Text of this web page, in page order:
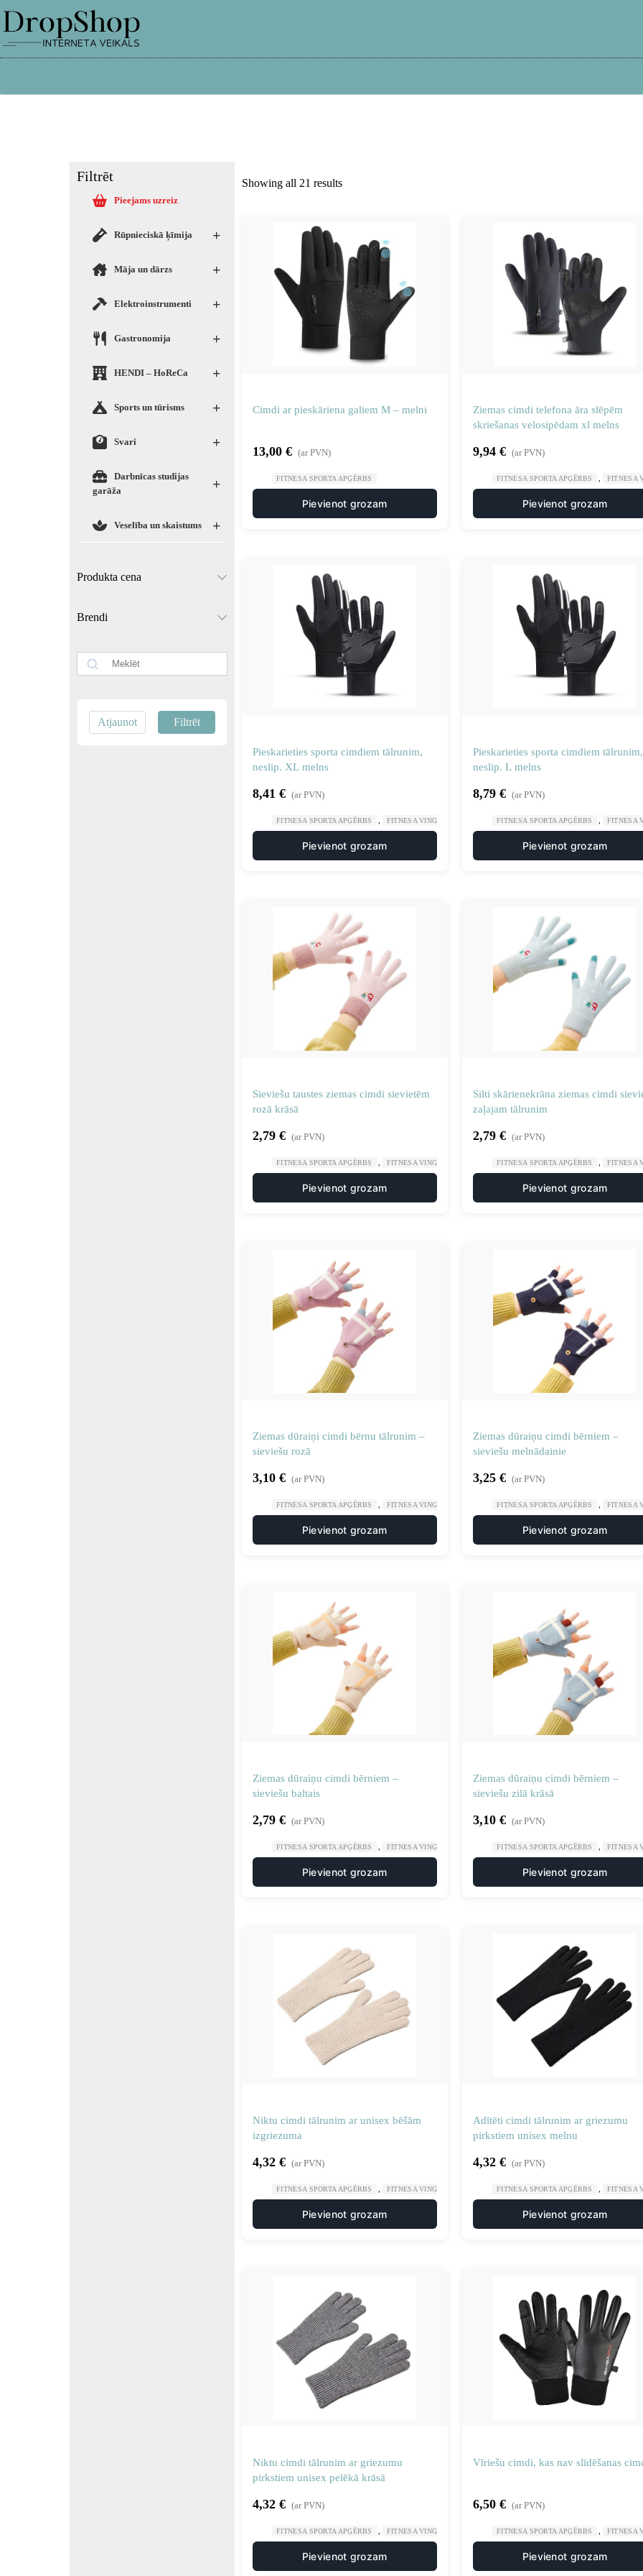
Filtrēt
Pieejams uzreiz
+
Rūpnieciskā ķīmija
+
Māja un dārzs
+
Elektroinstrumenti
+
Gastronomija
+
HENDI – HoReCa
+
Sports un tūrisms
+
Svari
+
Darbnīcas studijas
garāža
+
Veselība un skaistums
Produkta cena
Brendi
Filtrēt
Atjaunot
Showing all 21 results
Cimdi ar pieskāriena galiem M – melni
13,00 € (ar PVN)
FITNESA SPORTA APĢĒRBS
Pievienot grozam
Ziemas cimdi telefona āra slēpēm
skriešanas velosipēdam xl melns
9,94 € (ar PVN)
FITNESA SPORTA APĢĒRBS FITNESA
Pievienot grozam
Pieskarieties sporta cimdiem tālrunim,
neslip. XL melns
8,41 € (ar PVN)
FITNESA SPORTA APĢĒRBS FITNESA VINGROŠANA SPORTS UN TŪRISMS
Pievienot grozam
Pieskarieties sporta cimdiem tālrunim,
neslip. L melns
8,79 € (ar PVN)
FITNESA SPORTA APĢĒRBS FITNESA
Pievienot grozam
Sieviešu taustes ziemas cimdi sievietēm
rozā krāsā
2,79 € (ar PVN)
FITNESA SPORTA APĢĒRBS FITNESA VINGROŠANA SPORTS UN TŪRISMS
Pievienot grozam
Silti skārienekrāna ziemas cimdi
zaļajam tālrunim
2,79 € (ar PVN)
FITNESA SPORTA APĢĒRBS FITNESA
Pievienot grozam
Ziemas dūraiņi cimdi bērnu tālrunim –
sieviešu rozā
3,10 € (ar PVN)
FITNESA SPORTA APĢĒRBS FITNESA VINGROŠANA SPORTS UN TŪRISMS
Pievienot grozam
Ziemas dūraiņu cimdi bērniem –
sieviešu melnādainie
3,25 € (ar PVN)
FITNESA SPORTA APĢĒRBS FITNESA
Pievienot grozam
Ziemas dūraiņu cimdi bērniem –
sieviešu baltais
2,79 € (ar PVN)
FITNESA SPORTA APĢĒRBS FITNESA VINGROŠANA SPORTS UN TŪRISMS
Pievienot grozam
Ziemas dūraiņu cimdi bērniem –
sieviešu zilā krāsā
3,10 € (ar PVN)
FITNESA SPORTA APĢĒRBS FITNESA
Pievienot grozam
Niktu cimdi tālrunim ar unisex bēšām
izgriezuma
4,32 € (ar PVN)
FITNESA SPORTA APĢĒRBS FITNESA VINGROŠANA SPORTS UN TŪRISMS
Pievienot grozam
Adītēti cimdi tālrunim ar griezumu
pirkstiem unisex melnu
4,32 € (ar PVN)
FITNESA SPORTA APĢĒRBS FITNESA
Pievienot grozam
Niktu cimdi tālrunim ar griezumu
pirkstiem unisex pelēkā krāsā
4,32 € (ar PVN)
FITNESA SPORTA APĢĒRBS FITNESA VINGROŠANA SPORTS UN TŪRISMS
Pievienot grozam
Vīriešu cimdi, kas nav slīdēšanas
6,50 € (ar PVN)
FITNESA SPORTA APĢĒRBS FITNESA
Pievienot grozam